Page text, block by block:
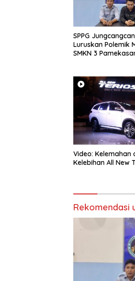
SPPG
Luruskan Polemik
SMKN 3
Video: Kelemahan
Kelebihan All New
Rekomendasi